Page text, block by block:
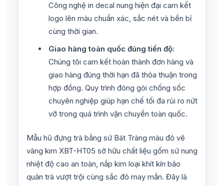
Công nghệ in decal nung hiện đại cam kết
logo lên màu chuẩn xác, sắc nét và bền bỉ
cùng thời gian.
Giao hàng toàn quốc đúng tiến độ:
Chúng tôi cam kết hoàn thành đơn hàng và
giao hàng đúng thời hạn đã thỏa thuận trong
hợp đồng. Quy trình đóng gói chống sốc
chuyên nghiệp giúp hạn chế tối đa rủi ro nứt
vỡ trong quá trình vận chuyển toàn quốc.
Mẫu hũ đựng trà bằng sứ Bát Tràng màu đỏ vẽ
vàng kim XBT-HT05 sở hữu chất liệu gốm sứ nung
nhiệt độ cao an toàn, nắp kim loại khít kín bảo
quản trà vượt trội cùng sắc đỏ may mắn. Đây là